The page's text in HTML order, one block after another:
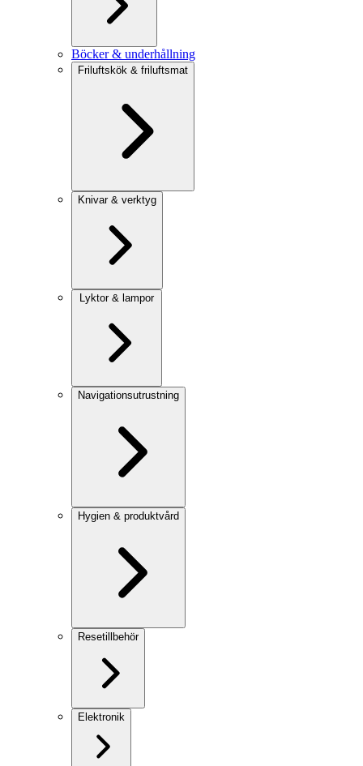
Böcker & underhållning
Friluftskök & friluftsmat
Knivar & verktyg
Lyktor & lampor
Navigationsutrustning
Hygien & produktvård
Resetillbehör
Elektronik